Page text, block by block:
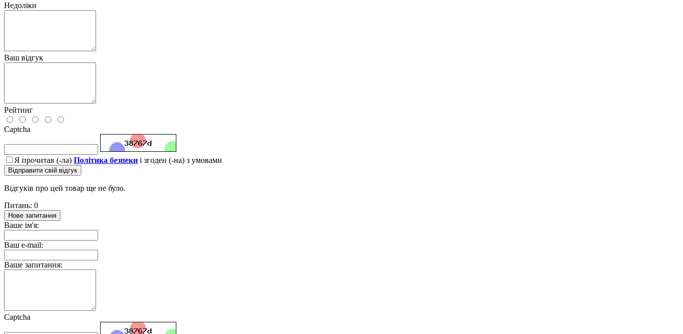
Недоліки
Ваш відгук
Рейтинг
Captcha
Я прочитав (-ла) Політика безпеки і згоден (-на) з умовами
Відправити свій відгук
Відгуків про цей товар ще не було.
Питань: 0
Нове запитання
Ваше ім'я:
Ваш e-mail:
Ваше запитання:
Captcha